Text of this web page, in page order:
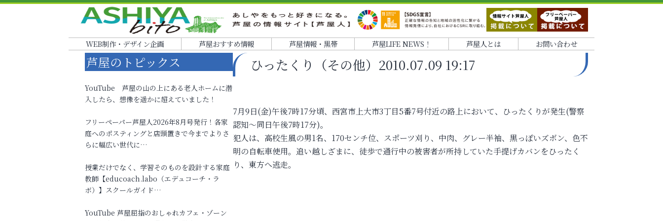
WEB制作・デザイン企画 芦屋おすすめ情報 芦屋情報・黒帯 芦屋LIFE NEWS！ 芦屋人とは お問い合わせ
ひったくり（その他）2010.07.09 19:17
7月9日(金)午後7時17分頃、西宮市上大市3丁目5番7号付近の路上において、ひったくりが発生(警察
認知～同日午後7時17分)。
犯人は、高校生風の男1名、170センチ位、スポーツ刈り、中肉、グレー半袖、黒っぽいズボン、色不
明の自転車使用。追い越しざまに、徒歩で通行中の被害者が所持していた手提げカバンをひったく
り、東方へ逃走。
芦屋のトピックス
YouTube 芦屋の山の上にある老人ホームに潜
入したら、想像を遥かに超えていました！
フリーペーパー芦屋人2026年8月号発行！各家
庭へのポスティングと店頭置きで今までよりさ
らに幅広い世代に…
授業だけでなく、学習そのものを設計する家庭
教師【educoach.labo（エデュコーチ・ラ
ボ）】スクールガイド…
YouTube 芦屋屈指のおしゃれカフェ・ゾーン